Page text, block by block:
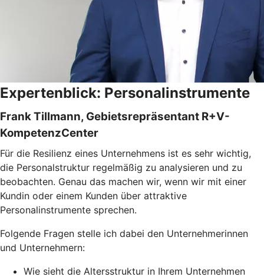
Expertenblick: Personalinstrumente
Frank Tillmann, Gebietsrepräsentant R+V-
KompetenzCenter
Für die Resilienz eines Unternehmens ist es sehr wichtig,
die Personalstruktur regelmäßig zu analysieren und zu
beobachten. Genau das machen wir, wenn wir mit einer
Kundin oder einem Kunden über attraktive
Personalinstrumente sprechen.
Folgende Fragen stelle ich dabei den Unternehmerinnen
und Unternehmern:
Wie sieht die Altersstruktur in Ihrem Unternehmen